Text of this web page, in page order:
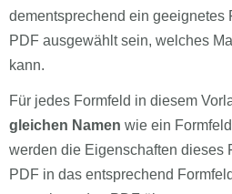
dementsprechend ein geeignetes
PDF ausgewählt sein, welches
kann.
Für jedes Formfeld in diesem
gleichen Namen wie ein
werden die Eigenschaften dieses
PDF in das entsprechend